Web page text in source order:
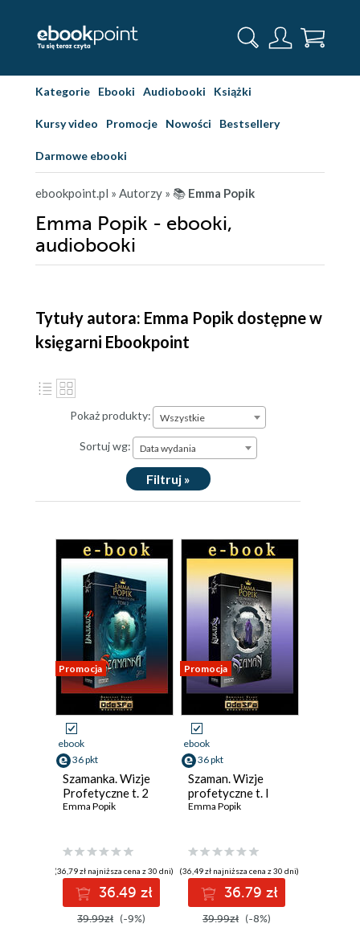
Kategorie Ebooki Audiobooki Książki
Kursy video Promocje Nowości Bestsellery
Darmowe ebooki
ebookpoint.pl » Autorzy » 📚 Emma Popik
Emma Popik - ebooki,
audiobooki
Tytuły autora: Emma Popik dostępne w
księgarni Ebookpoint
Pokaż produkty: Wszystkie
Sortuj wg: Data wydania
Filtruj »
Promocja
ebook
36 pkt
Szamanka. Wizje
Profetyczne t. 2
Emma Popik
(36,79 zł najniższa cena z 30 dni)
36.49 zł
39.99zł (-9%)
Promocja
ebook
36 pkt
Szaman. Wizje
profetyczne t. I
Emma Popik
(36,49 zł najniższa cena z 30 dni)
36.79 zł
39.99zł (-8%)